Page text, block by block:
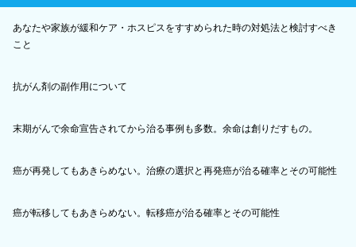
あなたや家族が緩和ケア・ホスピスをすすめられた時の対処法と検討すべき
こと
抗がん剤の副作用について
末期がんで余命宣告されてから治る事例も多数。余命は創りだすもの。
癌が再発してもあきらめない。治療の選択と再発癌が治る確率とその可能性
癌が転移してもあきらめない。転移癌が治る確率とその可能性